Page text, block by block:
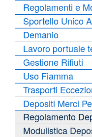
Regolamenti e
Sportello Unico
Demanio
Lavoro portuale
Gestione Rifiuti
Uso Fiamma
Trasporti
Depositi Merci
Regolamento
Modulistica